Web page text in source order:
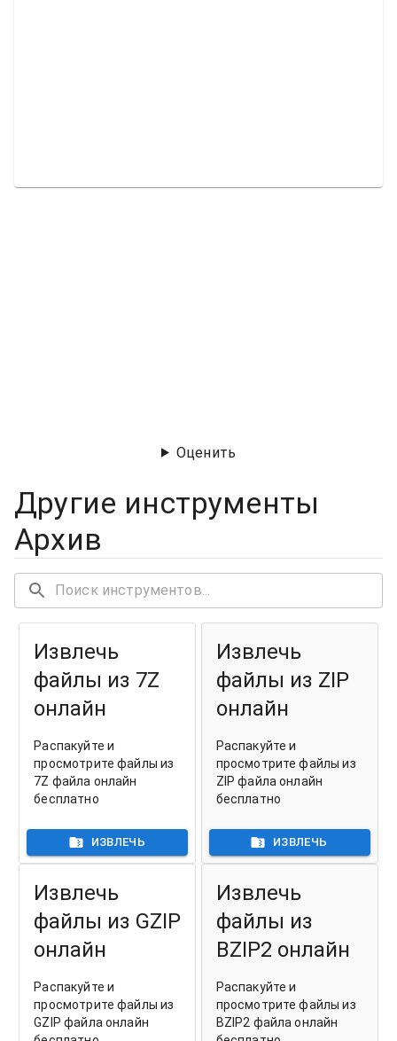
Оценить
Другие инструменты
Архив
Извлечь
файлы из 7Z
онлайн
Распакуйте и
просмотрите файлы из
7Z файла онлайн
бесплатно
ИЗВЛЕЧЬ
Извлечь
файлы из ZIP
онлайн
Распакуйте и
просмотрите файлы из
ZIP файла онлайн
бесплатно
ИЗВЛЕЧЬ
Извлечь
файлы из GZIP
онлайн
Распакуйте и
просмотрите файлы из
GZIP файла онлайн
Извлечь
файлы из
BZIP2 онлайн
Распакуйте и
просмотрите файлы из
BZIP2 файла онлайн